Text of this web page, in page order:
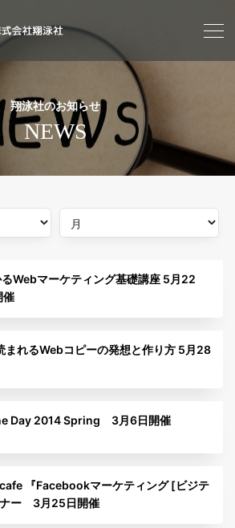
翔泳社のお知らせ
NEWS
Webマーケティング基礎講座 5月22
催
まれるWebコピーの発想と作り方 5月28
Day 2014 Spring 3月6日開催
『Facebookマーケティング [ビジテ
ー 3月25日開催